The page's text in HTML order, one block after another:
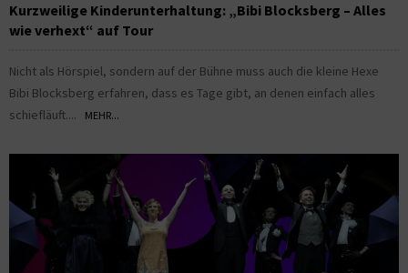
Kurzweilige Kinderunterhaltung: „Bibi Blocksberg – Alles
wie verhext“ auf Tour
Nicht als Hörspiel, sondern auf der Bühne muss auch die kleine Hexe
Bibi Blocksberg erfahren, dass es Tage gibt, an denen einfach alles
schiefläuft....
MEHR...